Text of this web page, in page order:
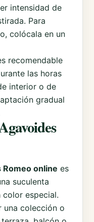
intensidad de
Para
colócala en un
recomendable
las horas
interior o de
gradual
Romeo online es
suculenta
especial.
una colección o